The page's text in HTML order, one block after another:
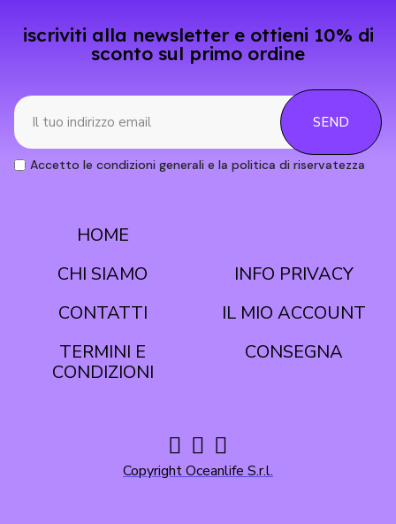
iscriviti alla newsletter e ottieni 10% di
sconto sul primo ordine
SEND
Accetto le condizioni generali e la politica di riservatezza
HOME
CHI SIAMO
CONTATTI
TERMINI E
INFO PRIVACY
IL MIO ACCOUNT
CONSEGNA
Copyright Oceanlife S.r.l.